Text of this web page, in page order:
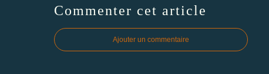
Commenter cet article
Ajouter un commentaire